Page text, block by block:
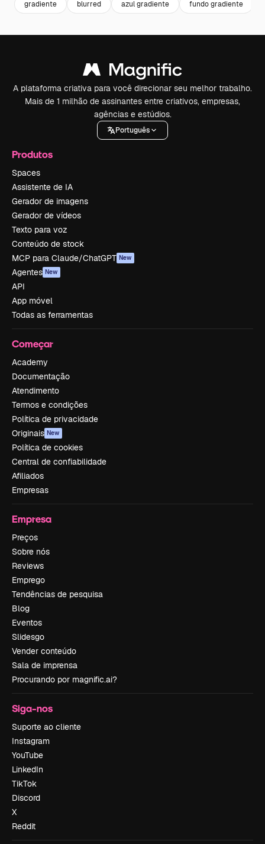
gradiente blurred azul gradiente fundo gradiente
A plataforma criativa para você direcionar seu melhor trabalho.
Mais de 1 milhão de assinantes entre criativos, empresas,
agências e estúdios.
Português
Produtos
Spaces
Assistente de IA
Gerador de imagens
Gerador de vídeos
Texto para voz
Conteúdo de stock
MCP para Claude/ChatGPT New
Agentes New
API
App móvel
Todas as ferramentas
Começar
Academy
Documentação
Atendimento
Termos e condições
Política de privacidade
Originais New
Política de cookies
Central de confiabilidade
Afiliados
Empresas
Empresa
Preços
Sobre nós
Reviews
Emprego
Tendências de pesquisa
Blog
Eventos
Slidesgo
Vender conteúdo
Sala de imprensa
Procurando por magnific.ai?
Siga-nos
Suporte ao cliente
Instagram
YouTube
LinkedIn
TikTok
Discord
X
Reddit